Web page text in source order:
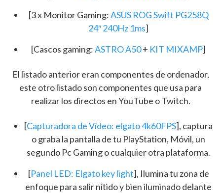
[3 x Monitor Gaming:ASUS ROG Swift PG258Q
24″ 240Hz 1ms]
[Cascos gaming:ASTRO A50+ KIT MIXAMP]
El listado anterior eran componentes de ordenador,
este otro listado son componentes que usa para
realizar los directos en YouTube o Twitch.
[Capturadora de Vídeo: elgato 4k60FPS], captura
o graba la pantalla de tu PlayStation, Móvil, un
segundo Pc Gaming o cualquier otra plataforma.
[Panel LED: Elgato key light], Ilumina tu zona de
enfoque para salir nítido y bien iluminado delante